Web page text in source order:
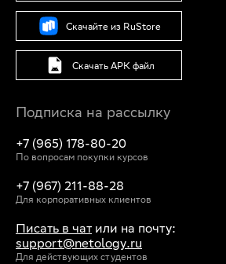
Скачайте из RuStore
Скачать APK файл
Подписка на рассылку
+7 (965) 178-80-20
По вопросам покупки курсов
+7 (967) 211-88-28
Для корпоративных клиентов
Писать в чат или на почту:
support@netology.ru
Для действующих студентов